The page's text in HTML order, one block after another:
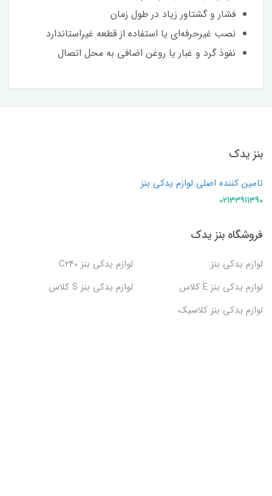
فشار و گشتاور زیاد در طول زمان
نصب غیرحرفه‌ای یا استفاده از قطعه غیراستاندارد
نفوذ گرد و غبار یا روغن اضافی به محل اتصال
بنز یدک
تامین کننده اصلی لوازم یدکی بنز
02133911390
فروشگاه بنز یدک
لوازم یدکی بنز
لوازم یدکی بنز C240
لوازم یدکی بنز E کلاس
لوازم یدکی بنز S کلاس
لوازم یدکی بنز کلاسیک